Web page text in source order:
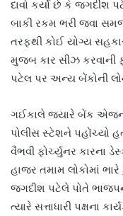
દાવો કર્યો છે કે જગદીશ
બાકી રકમ ભરી જવા
તરફથી કોઈ યોગ્ય
મુજબ કાર સીઝ
પટેલ પર અન્ય બેંકોની
ગઈકાલે જ્યારે બેંક
પોલીસ સ્ટેશને પહોંચ્યો
વૈભવી ફોર્ચ્યુનર કારના
હાજર તમામ લોકોમાં
જગદીશ પટેલે પોતે
ત્યારે સત્તાધારી પક્ષના